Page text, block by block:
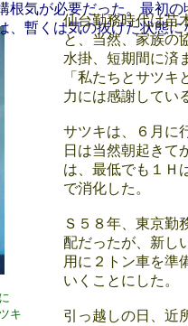
根気が必要だった。最初の
、暫くは気の抜けた状態に
仙台勤務時代は苗
と、当然、家族の
水掛、短期間に済
「私たちとサツ
力には感謝してい
サツキは、６月に
日は当然朝起きて
は、最低でも１Ｈ
で消化した。
Ｓ５８年、東京勤
配だったが、新し
用に２トン車を準
いくことにした。
引っ越しの日、近
キ